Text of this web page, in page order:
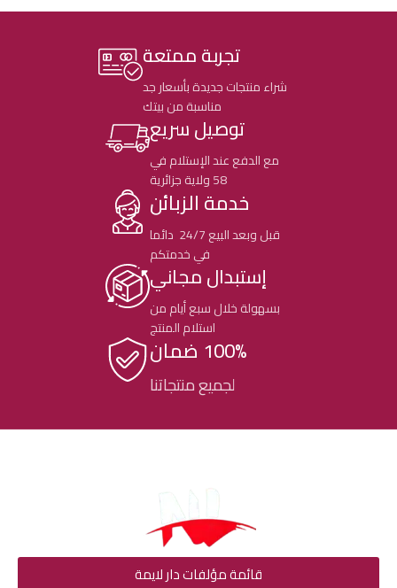
تجربة ممتعة
شراء منتجات جديدة بأسعار جد
مناسبة من بيتك
توصيل سريع
مع الدفع عند الإستلام في
58 ولاية جزائرية
خدمة الزبائن
قبل وبعد البيع 24/7 دائما
في خدمتكم
إستبدال مجاني
بسهولة خلال سبع أيام من
استلام المنتج
100% ضمان
لجميع منتجاتنا
قائمة مؤلفات دار لايمة